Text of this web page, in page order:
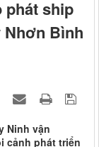
phát ship
Nhơn Bình
Ninh vận
cảnh phát triển